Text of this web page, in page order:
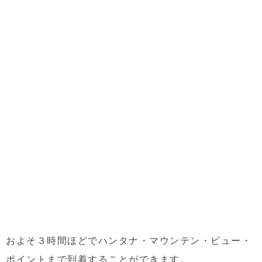
およそ３時間ほどでハンタナ・マウンテン・ビュー・
ポイントまで到着することができます。